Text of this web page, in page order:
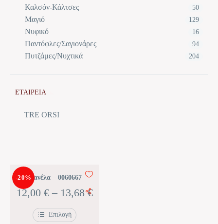
Καλσόν-Κάλτσες 50
Μαγιό 129
Νυφικό 16
Παντόφλες/Σαγιονάρες 94
Πυτζάμες/Νυχτικά 204
ΕΤΑΙΡΕΙΑ
TRE ORSI
-20%Φανέλα – 0060667
12,00 € – 13,68€Price
Επιλογή